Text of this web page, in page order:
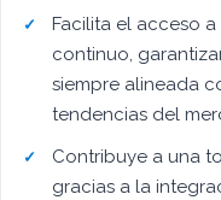
Facilita el acceso
continuo,
siempre alineada
tendencias del
Contribuye a una
gracias a la